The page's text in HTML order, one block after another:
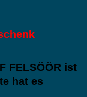
FELSÖÖR ist
hat es